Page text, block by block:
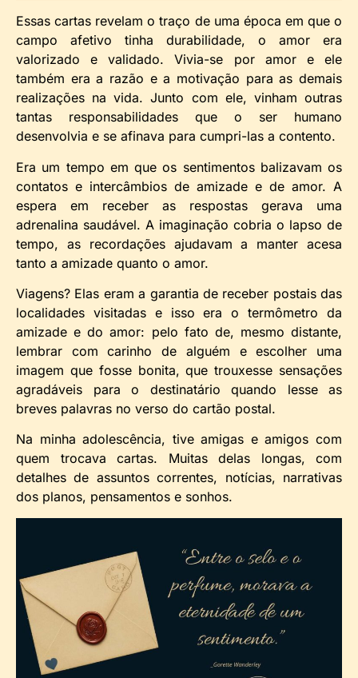
Essas cartas revelam o traço de uma época em que o
campo afetivo tinha durabilidade, o amor era
valorizado e validado. Vivia-se por amor e ele
também era a razão e a motivação para as demais
realizações na vida. Junto com ele, vinham outras
tantas responsabilidades que o ser humano
desenvolvia e se afinava para cumpri-las a contento.
Era um tempo em que os sentimentos balizavam os
contatos e intercâmbios de amizade e de amor. A
espera em receber as respostas gerava uma
adrenalina saudável. A imaginação cobria o lapso de
tempo, as recordações ajudavam a manter acesa
tanto a amizade quanto o amor.
Viagens? Elas eram a garantia de receber postais das
localidades visitadas e isso era o termômetro da
amizade e do amor: pelo fato de, mesmo distante,
lembrar com carinho de alguém e escolher uma
imagem que fosse bonita, que trouxesse sensações
agradáveis para o destinatário quando lesse as
breves palavras no verso do cartão postal.
Na minha adolescência, tive amigas e amigos com
quem trocava cartas. Muitas delas longas, com
detalhes de assuntos correntes, notícias, narrativas
dos planos, pensamentos e sonhos.